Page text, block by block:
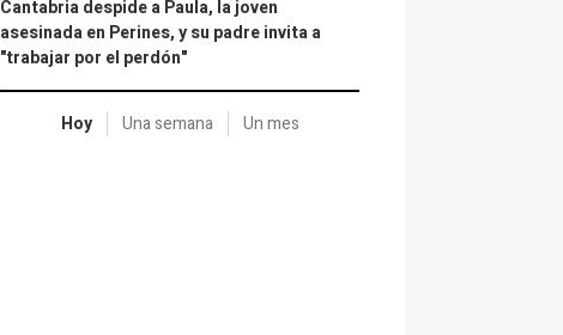
Cantabria despide a Paula, la joven
asesinada en Perines, y su padre invita a
"trabajar por el perdón"
Hoy Una semana Un mes